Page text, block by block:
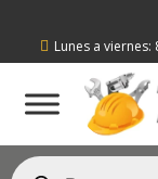
 Lunes a viernes:
Búsqueda